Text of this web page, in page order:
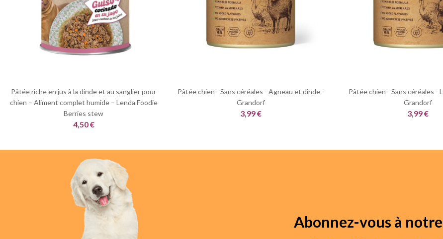
Pâtée riche en jus à la dinde et au sanglier pour
chien – Aliment complet humide – Lenda Foodie
Berries stew
4,50 €
Pâtée chien - Sans céréales - Agneau et dinde -
Grandorf
3,99 €
Pâtée chien - Sans céréales -
Grandorf
3,99 €
Abonnez-vous à